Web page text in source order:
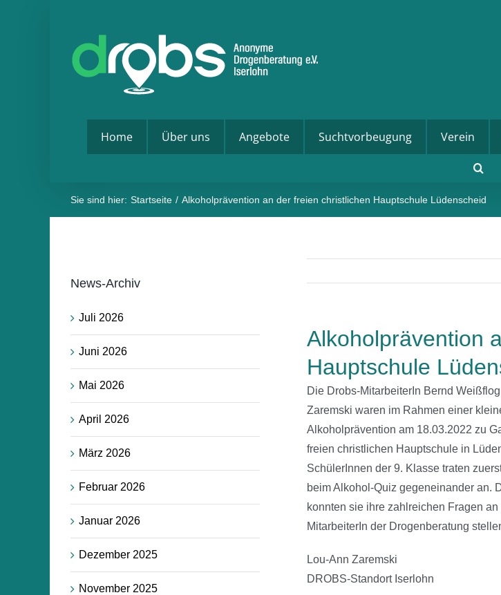
Home Über uns Angebote Suchtvorbeugung Verein
Sie sind hier: Startseite Alkoholprävention an der freien christlichen Hauptschule Lüdenscheid
Alkoholprävention
Hauptschule
Die Drobs-MitarbeiterIn Bernd
Zaremski waren im Rahmen einer
Alkoholprävention am 18.03.2022 zu
freien christlichen Hauptschule in
SchülerInnen der 9. Klasse traten
beim Alkohol-Quiz gegeneinander an.
konnten sie ihre zahlreichen Fragen an
MitarbeiterIn der Drogenberatung
Lou-Ann Zaremski
DROBS-Standort Iserlohn
News-Archiv
Juli 2026
Juni 2026
Mai 2026
April 2026
März 2026
Februar 2026
Januar 2026
Dezember 2025
November 2025